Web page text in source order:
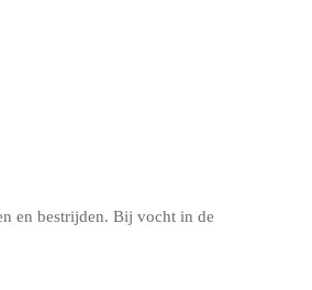
en bestrijden. Bij vocht in de